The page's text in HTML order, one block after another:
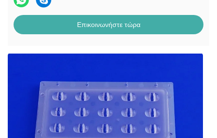
Επικοινωνήστε τώρα